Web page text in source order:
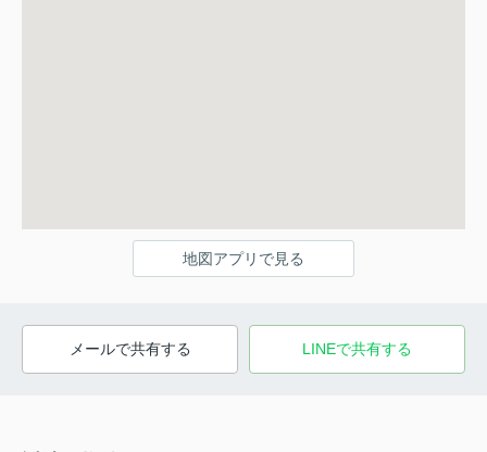
地図アプリで見る
メールで共有する LINEで共有する